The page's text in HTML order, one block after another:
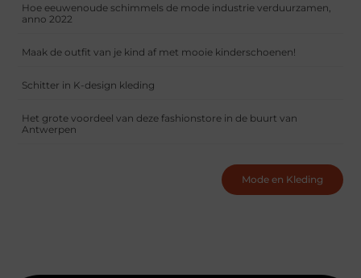
Hoe eeuwenoude schimmels de mode industrie verduurzamen,
anno 2022
Maak de outfit van je kind af met mooie kinderschoenen!
Schitter in K-design kleding
Het grote voordeel van deze fashionstore in de buurt van
Antwerpen
Mode en Kleding